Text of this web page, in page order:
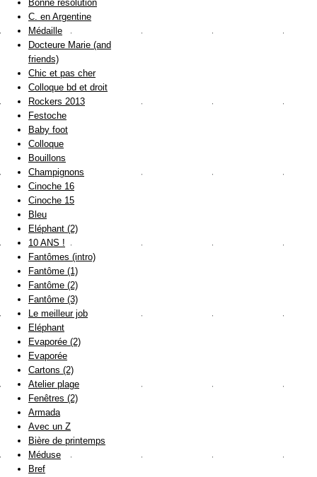
Bonne résolution
C. en Argentine
Médaille
Docteure Marie (and
friends)
Chic et pas cher
Colloque bd et droit
Rockers 2013
Festoche
Baby foot
Colloque
Bouillons
Champignons
Cinoche 16
Cinoche 15
Bleu
Eléphant (2)
10 ANS !
Fantômes (intro)
Fantôme (1)
Fantôme (2)
Fantôme (3)
Le meilleur job
Eléphant
Evaporée (2)
Evaporée
Cartons (2)
Atelier plage
Fenêtres (2)
Armada
Avec un Z
Bière de printemps
Méduse
Bref